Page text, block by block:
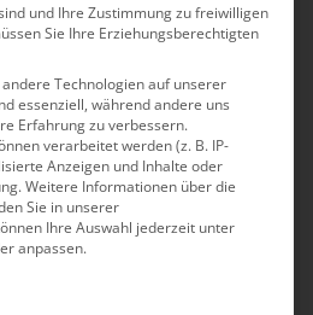
2025 VONTOBIAS HARTL
und Ihre Zustimmung zu freiwilligen
Sie Ihre Erziehungsberechtigten
Technologien auf unserer
essenziell, während andere uns
Erfahrung zu verbessern.
verarbeitet werden (z. B. IP-
Anzeigen und Inhalte oder
Weitere Informationen über die
Sie in unserer
Ihre Auswahl jederzeit unter
anpassen.
DER SERVICE-GRUPPEN, FÜR